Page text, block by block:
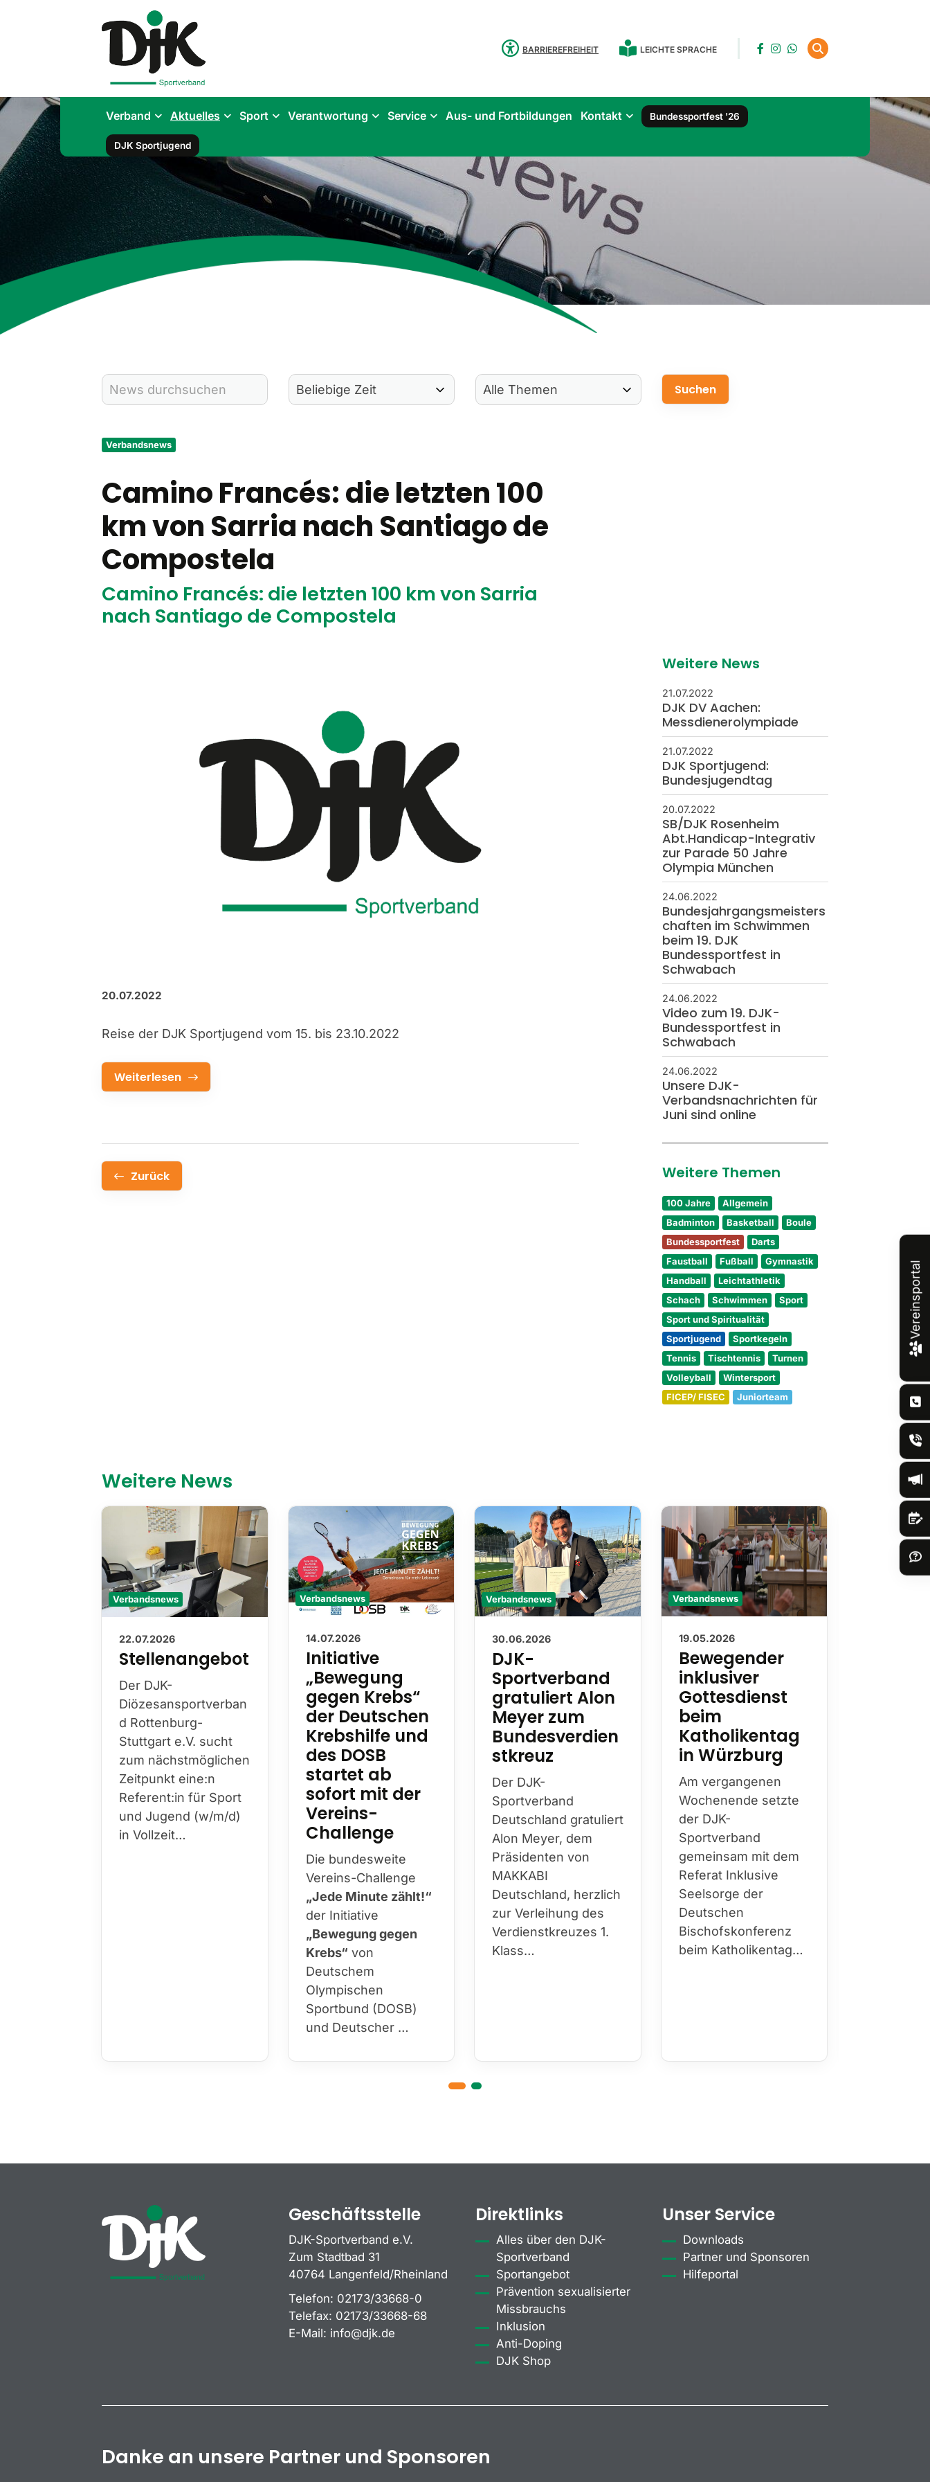
BARRIEREFREIHEIT LEICHTE SPRACHE
Verband Aktuelles Sport Verantwortung Service Aus- und Fortbildungen Kontakt Bundessportfest '26
DJK Sportjugend
Verbandsnews
Camino Francés: die letzten 100
km von Sarria nach Santiago de
Compostela
Camino Francés: die letzten 100 km von Sarria
nach Santiago de Compostela
20.07.2022
Reise der DJK Sportjugend vom 15. bis 23.10.2022
Weiterlesen
Zurück
Weitere News
21.07.2022
DJK DV Aachen:
Messdienerolympiade
21.07.2022
DJK Sportjugend:
Bundesjugendtag
20.07.2022
SB/DJK Rosenheim
Abt.Handicap-Integrativ
zur Parade 50 Jahre
Olympia München
24.06.2022
Bundesjahrgangsmeisters
chaften im Schwimmen
beim 19. DJK
Bundessportfest in
Schwabach
24.06.2022
Video zum 19. DJK-
Bundessportfest in
Schwabach
24.06.2022
Unsere DJK-
Verbandsnachrichten für
Juni sind online
Weitere Themen
100 Jahre
Allgemein
Badminton
Basketball
Boule
Bundessportfest
Darts
Faustball
Fußball
Gymnastik
Handball
Leichtathletik
Schach
Schwimmen
Sport
Sport und Spiritualität
Sportjugend
Sportkegeln
Tennis
Tischtennis
Turnen
Volleyball
Wintersport
FICEP/ FISEC
Juniorteam
Weitere News
Verbandsnews
22.07.2026
Stellenangebot
Der DJK-
Diözesansportverban
d Rottenburg-
Stuttgart e.V. sucht
zum nächstmöglichen
Zeitpunkt eine:n
Referent:in für Sport
und Jugend (w/m/d)
in Vollzeit…
Verbandsnews
14.07.2026
Initiative
„Bewegung
gegen Krebs“
der Deutschen
Krebshilfe und
des DOSB
startet ab
sofort mit der
Vereins-
Challenge
Die bundesweite
Vereins-Challenge
„Jede Minute zählt!“
der Initiative
„Bewegung gegen
Krebs“ von
Deutschem
Olympischen
Sportbund (DOSB)
und Deutscher …
Verbandsnews
30.06.2026
DJK-
Sportverband
gratuliert Alon
Meyer zum
Bundesverdien
stkreuz
Der DJK-
Sportverband
Deutschland gratuliert
Alon Meyer, dem
Präsidenten von
MAKKABI
Deutschland, herzlich
zur Verleihung des
Verdienstkreuzes 1.
Klass…
Verbandsnews
19.05.2026
Bewegender
inklusiver
Gottesdienst
beim
Katholikentag
in Würzburg
Am vergangenen
Wochenende setzte
der DJK-
Sportverband
gemeinsam mit dem
Referat Inklusive
Seelsorge der
Deutschen
Bischofskonferenz
beim Katholikentag…
Geschäftsstelle
DJK-Sportverband e.V.
Zum Stadtbad 31
40764 Langenfeld/Rheinland
Telefon: 02173/33668-0
Telefax: 02173/33668-68
E-Mail: info@djk.de
Direktlinks
Alles über den DJK-
Sportverband
Sportangebot
Prävention sexualisierter
Missbrauchs
Inklusion
Anti-Doping
DJK Shop
Unser Service
Downloads
Partner und Sponsoren
Hilfeportal
Danke an unsere Partner und Sponsoren
Vereinsportal